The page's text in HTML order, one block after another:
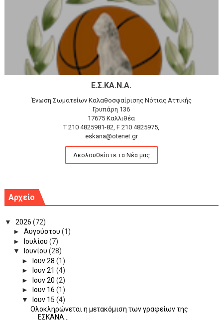
Ε.Σ.ΚΑ.Ν.Α.
Ένωση Σωματείων Καλαθοσφαίρισης Νότιας Αττικής
Γρυπάρη 136
17675 Καλλιθέα
T 210 4825981-82, F 210 4825975,
eskana@otenet.gr
Ακολουθείστε τα Νέα μας
Αρχείο
▼ 2026 (72)
► Αυγούστου (1)
►
Ιουλίου (7)
▼
Ιουνίου (28)
►
Ιουν 28 (1)
►
Ιουν 21 (4)
►
Ιουν 20 (2)
►
Ιουν 16 (1)
▼
Ιουν 15 (4)
Ολοκληρώνεται η μετακόμιση των γραφείων της
ΕΣΚΑΝΑ...